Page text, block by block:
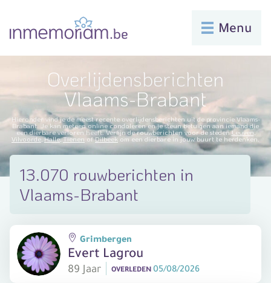
Menu
Overlijdensberichten
Vlaams-Brabant
Hieronder vind je de meest recente overlijdensberichten uit de provincie Vlaams-
Brabant. Je kan meteen online condoleren en je steun betuigen aan iemand die
een dierbare verloren heeft. Verfijn de rouwberichten voor de stedenLeuven,
Vilvoorde,Halle,Tienen ofDilbeek om een dierbare in jouw buurt te herdenken.
13.070 rouwberichten in
Vlaams-Brabant
Evert Lagrou
89 Jaar
Grimbergen
OVERLEDEN 05/08/2026